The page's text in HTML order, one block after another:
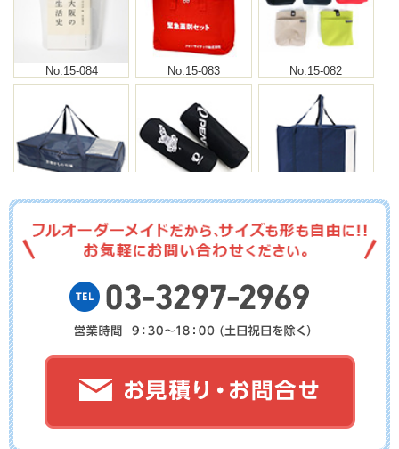
No.15-084 No.15-083 No.15-082
No.15-081 No.15-080 No.15-079